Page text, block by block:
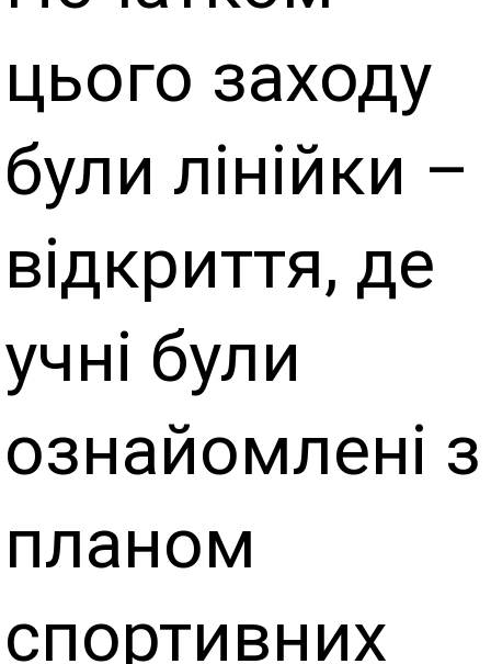
цього заходу
були лінійки –
відкриття, де
учні були
ознайомлені з
планом
спортивних